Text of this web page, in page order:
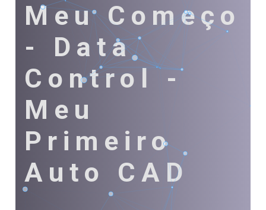
Meu Começo
- Data
Control -
Meu
Primeiro
Auto CAD